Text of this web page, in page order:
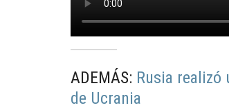
ADEMÁS: Rusia
de Ucrania